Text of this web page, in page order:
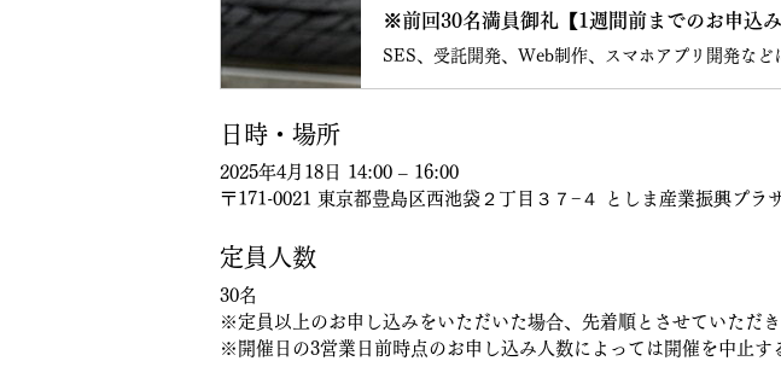
※前回30名満員御礼【1週間前までのお申込
日時・場所
2025年4月18日 14:00 – 16:00
〒171-0021 東京都豊島区西池袋２丁目３７−４ としま産業振興プラ
定員人数
30名
※定員以上のお申し込みをいただいた場合、先着順とさせていただ
※開催日の3営業日前時点のお申し込み人数によっては開催を中止す